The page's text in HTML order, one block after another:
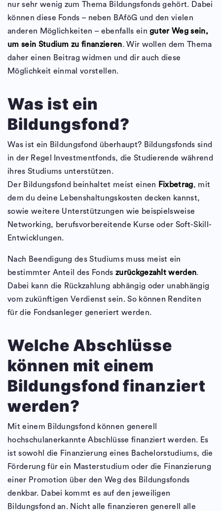
nur sehr wenig zum Thema Bildungsfonds gehört. Dabei
können diese Fonds – neben BAföG und den vielen
anderen Möglichkeiten – ebenfalls einguter Weg sein,
um sein Studium zu finanzieren. Wir wollen dem Thema
daher einen Beitrag widmen und dir auch diese
Möglichkeit einmal vorstellen.
Was ist ein
Bildungsfond?
Was ist ein Bildungsfond überhaupt? Bildungsfonds sind
in der Regel Investmentfonds, die Studierende während
ihres Studiums unterstützen.
Der Bildungsfond beinhaltet meist einen Fixbetrag, mit
dem du deine Lebenshaltungskosten decken kannst,
sowie weitere Unterstützungen wie beispielsweise
Networking, berufsvorbereitende Kurse oder Soft-Skill-
Entwicklungen.
Nach Beendigung des Studiums muss meist ein
bestimmter Anteil des Fonds zurückgezahlt werden.
Dabei kann die Rückzahlung abhängig oder unabhängig
vom zukünftigen Verdienst sein. So können Renditen
für die Fondsanleger generiert werden.
Welche Abschlüsse
können mit einem
Bildungsfond finanziert
werden?
Mit einem Bildungsfond können generell
hochschulanerkannte Abschlüsse finanziert werden. Es
ist sowohl die Finanzierung eines Bachelorstudiums, die
Förderung für ein Masterstudium oder die Finanzierung
einer Promotion über den Weg des Bildungsfonds
denkbar. Dabei kommt es auf den jeweiligen
Bildungsfond an. Nicht alle finanzieren generell alle